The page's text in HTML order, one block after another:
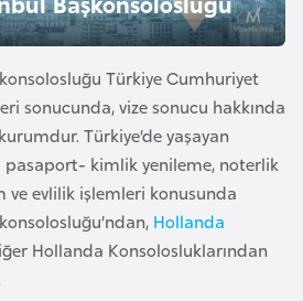
i
Türkiye Cumhuriyet
sonucunda, vize sonucu hakkında
Türkiye’de yaşayan
pasaport- kimlik yenileme, noterlik
ve evlilik işlemleri konusunda
Hollanda
Hollanda Konsolosluklarından